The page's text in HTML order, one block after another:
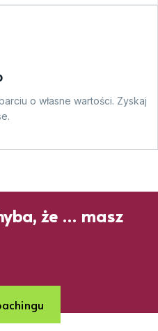
o własne wartości. Zyskaj
że … masz